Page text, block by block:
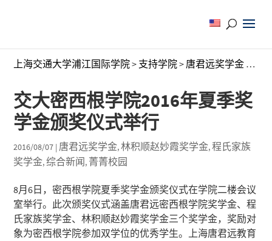
上海交通大学浦江国际学院> 支持学院> 唐君远奖学金 交
交大密西根学院2016年夏季奖
学金颁奖仪式举行
2016/08/07 | 唐君远奖学金,林积顺赵妙霞奖学金,程氏家族
奖学金,综合新闻, 菁菁校园
8月6日，密西根学院夏季奖学金颁奖仪式在学院二楼会议
室举行。此次颁奖仪式涵盖唐君远密西根学院奖学金、程
氏家族奖学金、林积顺赵妙霞奖学金三个奖学金，奖励对
象为密西根学院参加双学位的优秀学生。上海唐君远教育